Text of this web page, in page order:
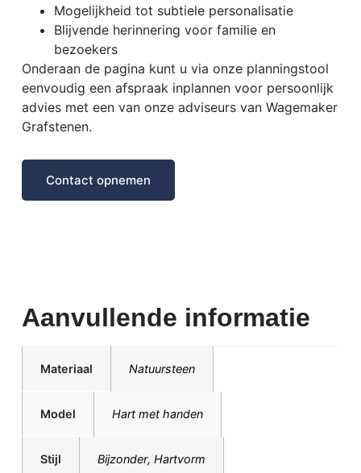
Mogelijkheid tot subtiele personalisatie
Blijvende herinnering voor familie en
bezoekers
Onderaan de pagina kunt u via onze planningstool
eenvoudig een afspraak inplannen voor persoonlijk
advies met een van onze adviseurs van Wagemaker
Grafstenen.
Contact opnemen
Aanvullende informatie
Materiaal Natuursteen
Model Hart met handen
Stijl Bijzonder, Hartvorm